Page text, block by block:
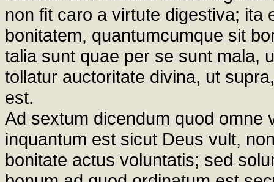
non fit caro a virtute digestiva; ita
bonitatem, quantumcumque sit
talia sunt quae per se sunt mala,
tollatur auctoritate divina, ut
est.
Ad sextum dicendum quod omne
inquantum est sicut Deus vult,
bonitate actus voluntatis; sed